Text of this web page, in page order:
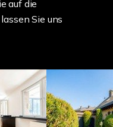
auf die
Sie uns